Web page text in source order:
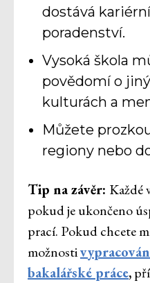
dostává
poradenství.
Vysoká škola
povědomí o
kulturách a
Můžete
regiony nebo
Tip na závěr: Každé
pokud je ukončeno
prací. Pokud chcete
možnosti
bakalářské práce,